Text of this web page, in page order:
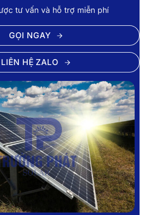
tư vấn và hỗ trợ miễn phí
GỌI NGAY
LIÊN HỆ ZALO